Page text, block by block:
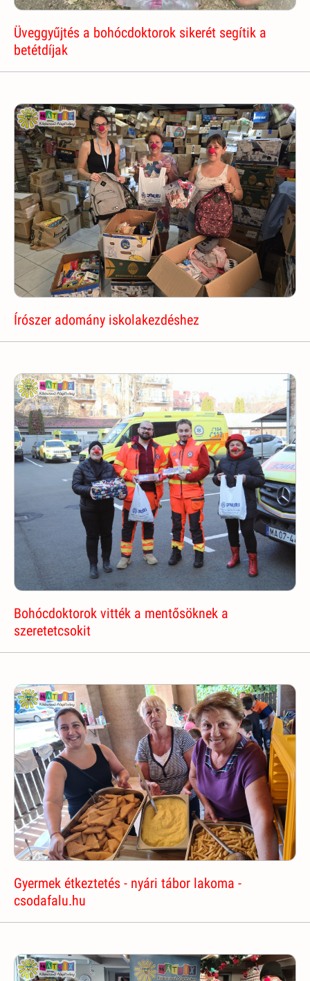
Üveggyűjtés a bohócdoktorok sikerét segítik a
betétdíjak
Írószer adomány iskolakezdéshez
Bohócdoktorok vitték a mentősöknek a
szeretetcsokit
Gyermek étkeztetés - nyári tábor lakoma -
csodafalu.hu